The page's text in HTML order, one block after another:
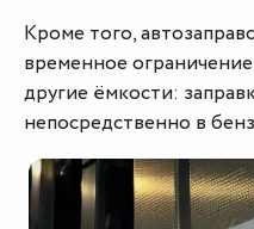
Кроме того,
временное
другие ёмкости:
непосредственно в